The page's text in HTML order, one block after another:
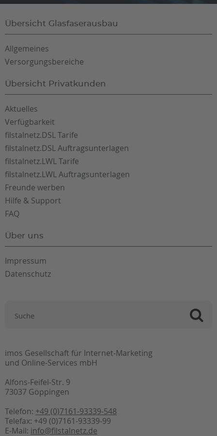
Übersicht Glasfaserausbau
Allgemeines
Versorgungsbereiche
Übersicht Privatkunden
Aktuelles
Verfügbarkeit
filstalnetz.DSL Tarife
filstalnetz.DSL Auftragsunterlagen
filstalnetz.LWL Tarife
filstalnetz.LWL Auftragsunterlagen
Freunde werben
Hilfe & Support
FAQ
Über uns
Impressum
Datenschutz
imos Gesellschaft für Internet-Marketing
und Online-Services mbH
Alfons-Feifel-Str. 9
73037 Göppingen
Telefon: +49 (0)7161-93339-548
Telefax: +49 (0)7161-93339-99
E-Mail: info@filstalnetz.de